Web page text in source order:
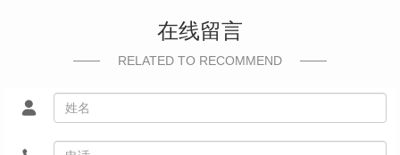
在线留言
RELATED TO RECOMMEND